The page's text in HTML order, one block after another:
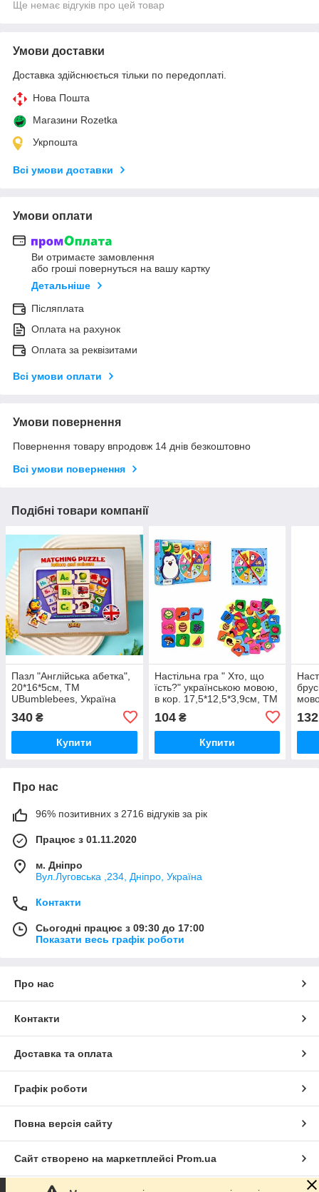
Ще немає відгуків про цей товар
Умови доставки
Доставка здійснюється тільки по передоплаті.
Нова Пошта
Магазини Rozetka
Укрпошта
Всі умови доставки
Умови оплати
Ви отримаєте замовлення
або гроші повернуться на вашу картку
Детальніше
Післяплата
Оплата на рахунок
Оплата за реквізитами
Всі умови оплати
Умови повернення
Повернення товару впродовж 14 днів безкоштовно
Всі умови повернення
Подібні товари компанії
Пазл "Англійська абетка",
20*16*5см, ТМ
UBumblebees, Україна
340 ₴
Купити
Настільна гра " Хто, що
їсть?" українською мовою,
в кор. 17,5*12,5*3,9см, ТМ
104₴
Купити
132
Про нас
96% позитивних з 2716 відгуків за рік
Працює з 01.11.2020
м. Дніпро
Вул.Луговська ,234, Дніпро, Україна
Контакти
Сьогодні працює з 09:30 до 17:00
Показати весь графік роботи
Про нас
Контакти
Доставка та оплата
Графік роботи
Повна версія сайту
Сайт створено на маркетплейсі Prom.ua